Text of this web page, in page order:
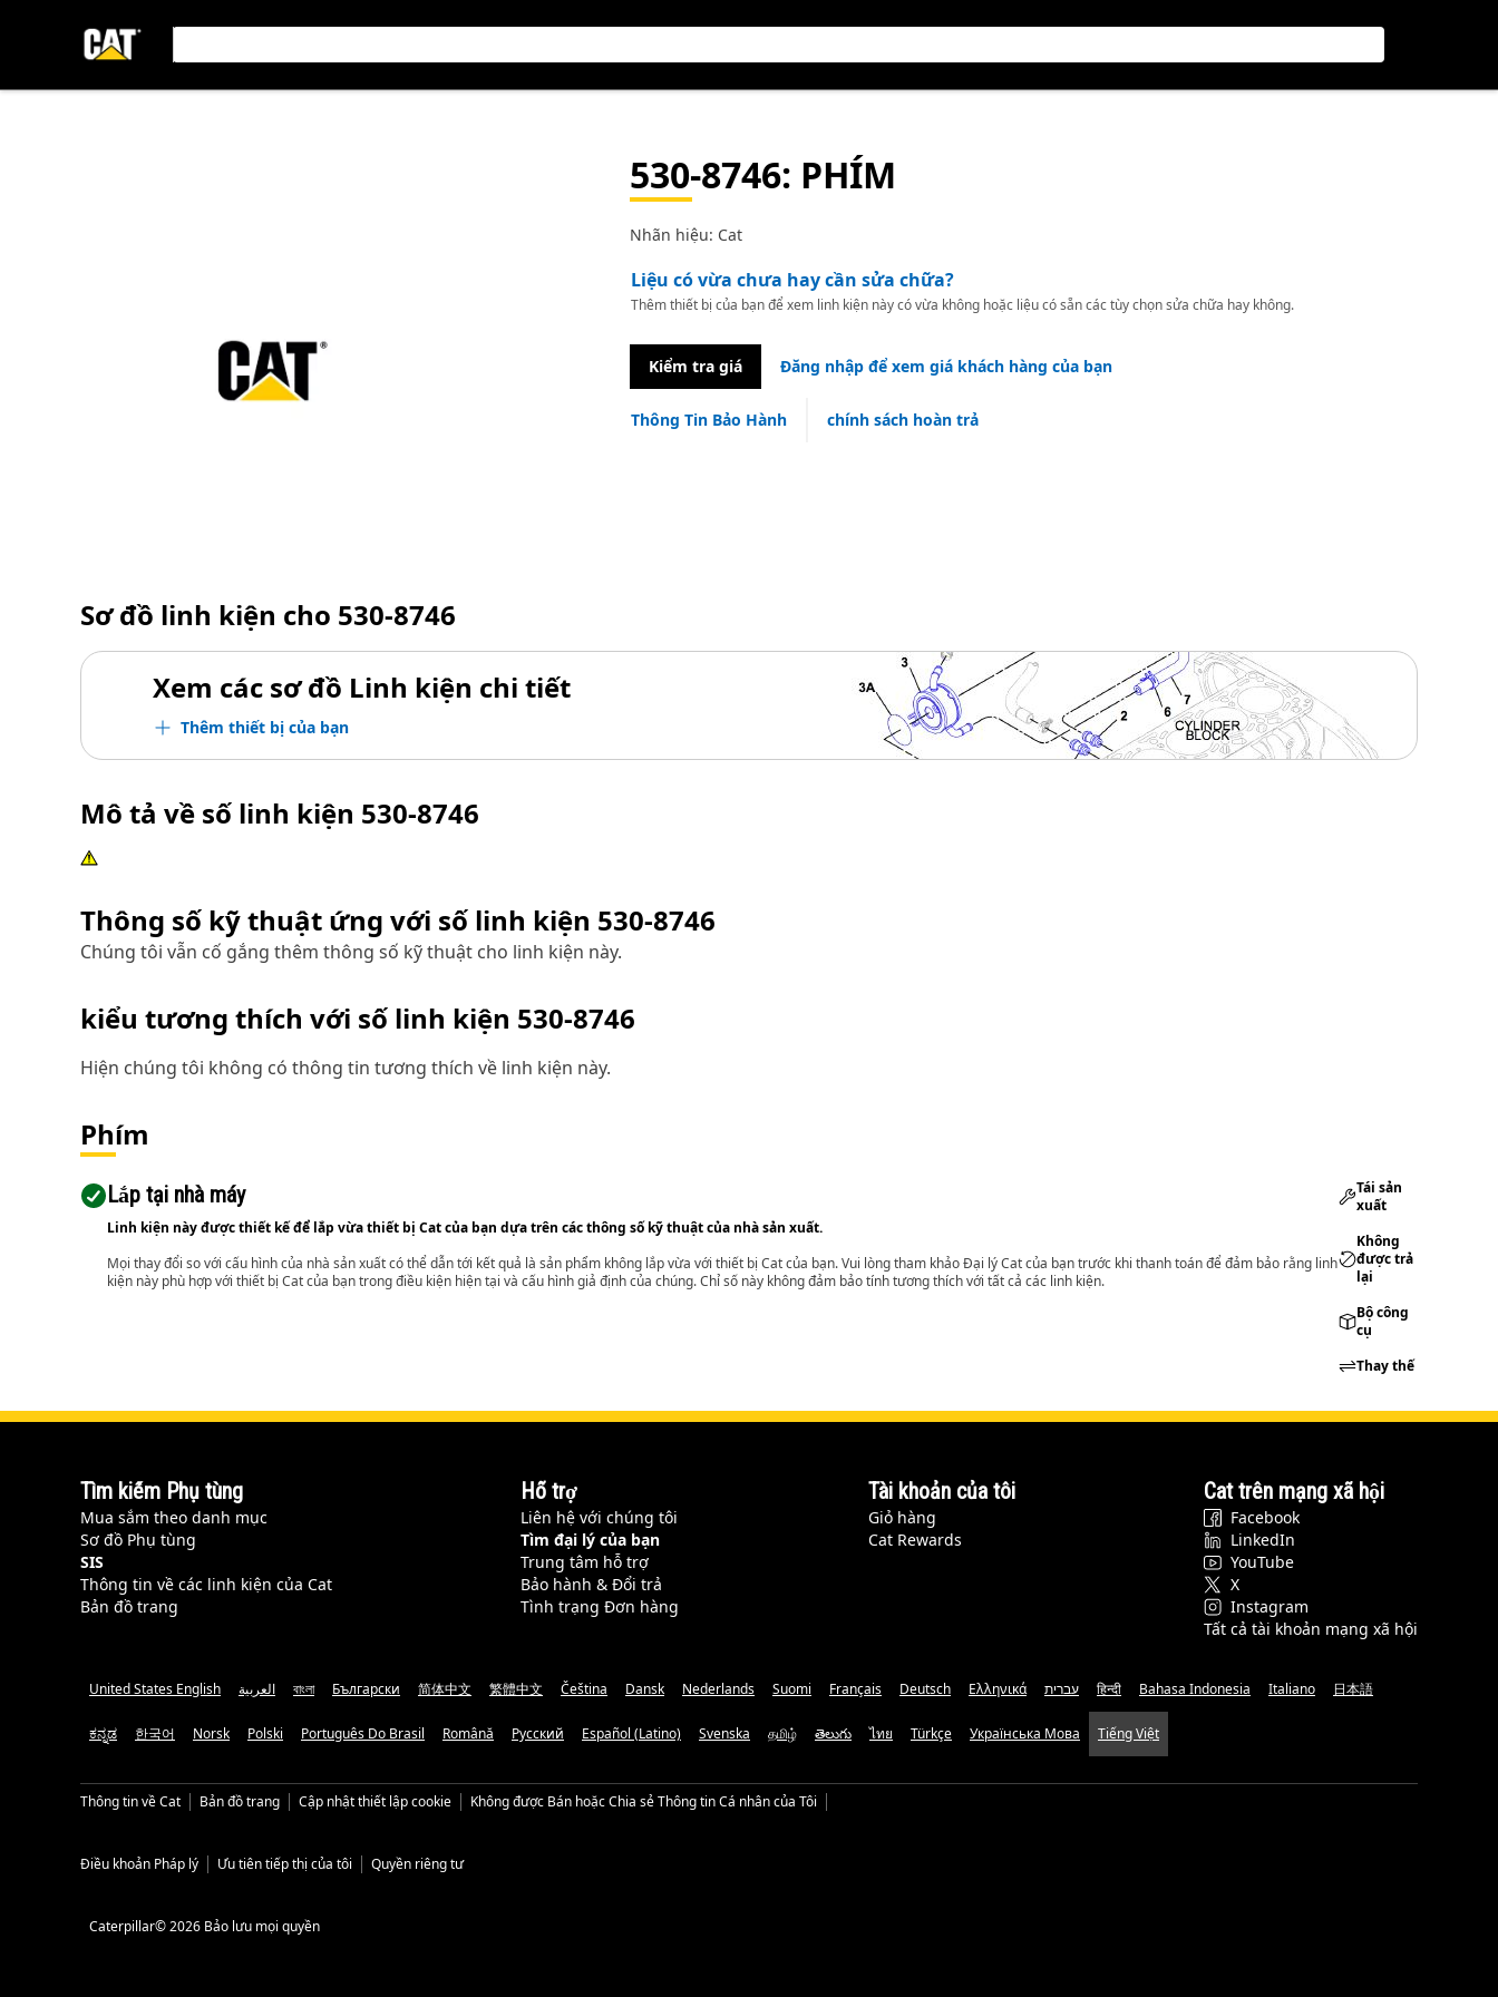
530-8746: PHÍM
Nhãn hiệu: Cat
Liệu có vừa chưa hay cần sửa chữa?
Thêm thiết bị của bạn để xem linh kiện này có vừa không hoặc liệu có sẵn các tùy chọn sửa chữa hay không.
Kiểm tra giá Đăng nhập để xem giá khách hàng của bạn
Thông Tin Bảo Hành chính sách hoàn trả
Sơ đồ linh kiện cho 530-8746
Xem các sơ đồ Linh kiện chi tiết
Thêm thiết bị của bạn
Mô tả về số linh kiện 530-8746
Thông số kỹ thuật ứng với số linh kiện 530-8746
Chúng tôi vẫn cố gắng thêm thông số kỹ thuật cho linh kiện này.
kiểu tương thích với số linh kiện 530-8746
Hiện chúng tôi không có thông tin tương thích về linh kiện này.
Phím
Lắp tại nhà máy
Linh kiện này được thiết kế để lắp vừa thiết bị Cat của bạn dựa trên các thông số kỹ thuật của nhà sản xuất.
Mọi thay đổi so với cấu hình của nhà sản xuất có thể dẫn tới kết quả là sản phẩm không lắp vừa với thiết bị Cat của bạn. Vui lòng tham khảo Đại lý Cat của bạn trước khi thanh toán để đảm bảo rằng linh
kiện này phù hợp với thiết bị Cat của bạn trong điều kiện hiện tại và cấu hình giả định của chúng. Chỉ số này không đảm bảo tính tương thích với tất cả các linh kiện.
Tái sản
xuất
Không
được trả
lại
Bộ công
cụ
Thay thế
Tìm kiếm Phụ tùng
Mua sắm theo danh mục
Sơ đồ Phụ tùng
SIS
Thông tin về các linh kiện của Cat
Bản đồ trang
Hỗ trợ
Liên hệ với chúng tôi
Tìm đại lý của bạn
Trung tâm hỗ trợ
Bảo hành & Đổi trả
Tình trạng Đơn hàng
Tài khoản của tôi
Giỏ hàng
Cat Rewards
Cat trên mạng xã hội
Facebook
LinkedIn
YouTube
X
Instagram
Tất cả tài khoản mạng xã hội
United States English العربية বাংলা Български 简体中文 繁體中文 Čeština Dansk Nederlands Suomi Français Deutsch Ελληνικά עברית हिन्दी Bahasa Indonesia Italiano 日本語
ಕನ್ನಡ 한국어 Norsk Polski Português Do Brasil Română Русский Español (Latino) Svenska தமிழ் తెలుగు ไทย Türkçe Українська Мова Tiếng Việt
Thông tin về Cat Bản đồ trang Cập nhật thiết lập cookie Không được Bán hoặc Chia sẻ Thông tin Cá nhân của Tôi
Điều khoản Pháp lý Ưu tiên tiếp thị của tôi Quyền riêng tư
Caterpillar© 2026 Bảo lưu mọi quyền